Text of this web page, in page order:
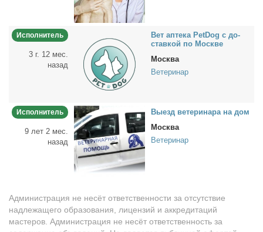
Исполнитель
3 г. 12 мес.
назад
Вет ап­те­ка PetDog с до­
став­кой по Москве
Москва
Ветеринар
Исполнитель
9 лет 2 мес.
назад
Вы­езд ве­те­ри­на­ра на дом
Москва
Ветеринар
Администрация не несёт ответственности за отсутствие
надлежащего образования, лицензий и аккредитаций
мастеров. Администрация не несёт ответственность за